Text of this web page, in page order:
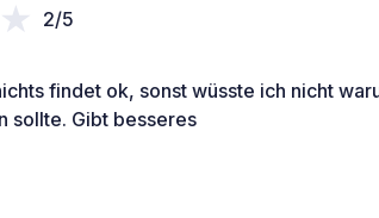
2/5
findet ok, sonst wüsste ich nicht
sollte. Gibt besseres